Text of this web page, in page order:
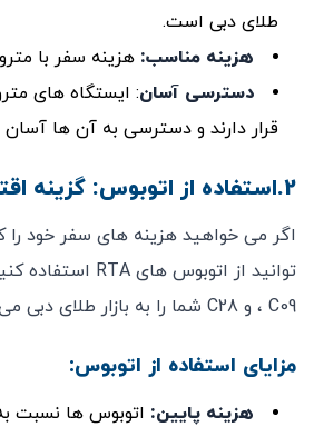
طلای دبی است.
هزینه مناسب: هزینه سفر با
دسترسی آسان: ایستگاه‌ های
قرار دارند و دسترسی به آن ‌ها
2.استفاده از اتوبوس: گزینه اقتصادی
اگر می‌ خواهید هزینه‌ های سفر خود
، C09 و C28 شما را به بازار طلای دبی می ‌رسانند.
مزایای استفاده از اتوبوس:
هزینه پایین: اتوبوس‌ ها نسبت